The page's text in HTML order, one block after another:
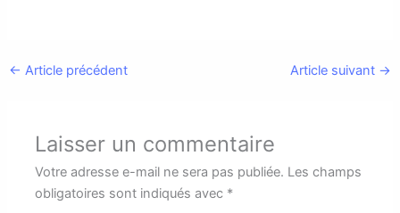
← Article précédent Article suivant →
Laisser un commentaire
Votre adresse e-mail ne sera pas publiée. Les champs
obligatoires sont indiqués avec *